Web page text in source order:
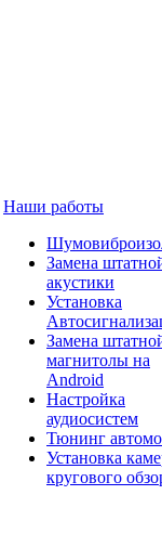
Наши работы
Замена
акустики
Установка
Замена
магнитолы на
Android
Настройка
аудиосистем
Тюнинг
Установка
кругового